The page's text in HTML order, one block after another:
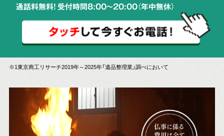
通話料無料! 受付時間8:00～20:00（年中無休）
※1東京商工リサーチ2019年～2025年「遺品整理業」調べにおいて